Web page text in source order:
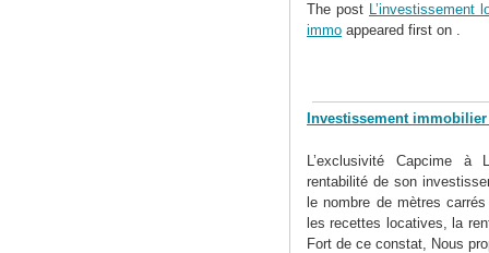
The post L’investissement
immo appeared first on .
Investissement
L’exclusivité Capcime
rentabilité de son
le nombre de mètres
les recettes locatives, la
Fort de ce constat, Nous